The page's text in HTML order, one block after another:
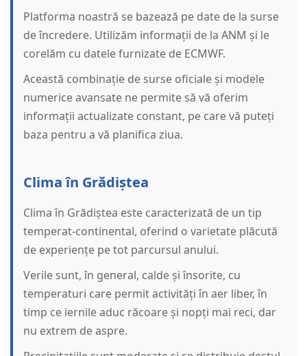
Platforma noastră se bazează pe date de la surse
de încredere. Utilizăm informații de la ANM și le
corelăm cu datele furnizate de ECMWF.
Această combinație de surse oficiale și modele
numerice avansate ne permite să vă oferim
informații actualizate constant, pe care vă puteți
baza pentru a vă planifica ziua.
Clima în Grădiștea
Clima în Grădiștea este caracterizată de un tip
temperat-continental, oferind o varietate plăcută
de experiențe pe tot parcursul anului.
Verile sunt, în general, calde și însorite, cu
temperaturi care permit activități în aer liber, în
timp ce iernile aduc răcoare și nopți mai reci, dar
nu extrem de aspre.